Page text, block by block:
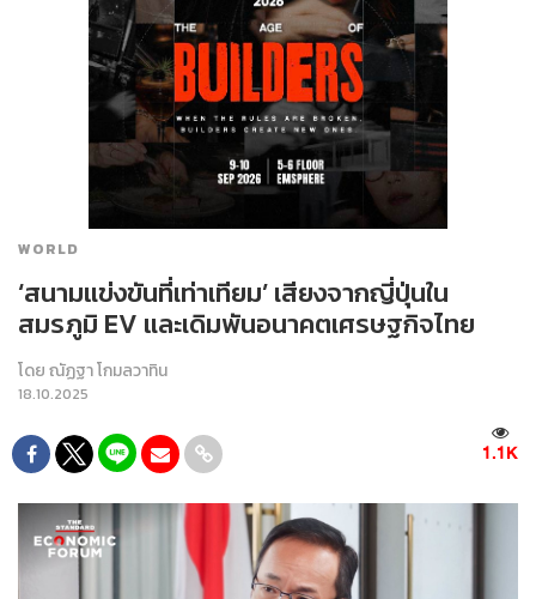
WORLD
‘สนามแข่งขันที่เท่าเทียม’ เสียงจากญี่ปุ่นใน
สมรภูมิ EV และเดิมพันอนาคตเศรษฐกิจไทย
โดยณัฏฐา โกมลวาทิน
18.10.2025
1.1K